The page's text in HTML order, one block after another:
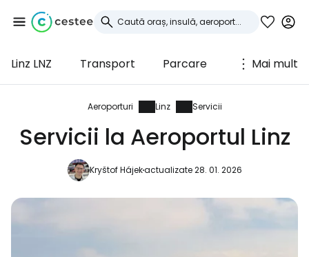
Linz LNZ Transport Parcare Mai mult
Aeroporturi Linz Servicii
Servicii la Aeroportul Linz
Kryštof Hájekactualizate 28. 01. 2026
Conectați-vă la
Cestee
... comunitatea mondială a călătorilor